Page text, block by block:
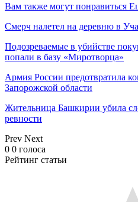
Вам также могут понравиться
Смерч налетел на деревню в
Подозреваемые в убийстве
попали в базу «Миротворца»
Армия России предотвратила
Запорожской области
Жительница Башкирии убила
ревности
Prev Next
0 0 голоса
Рейтинг статьи